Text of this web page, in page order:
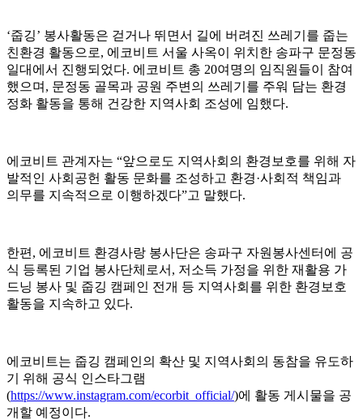
‘줍깅’ 봉사활동은 걷거나 뛰면서 길에 버려진 쓰레기를 줍는
친환경 활동으로, 에코비트 서울 사옥이 위치한 송파구 문정동
일대에서 진행되었다. 에코비트 총 20여명의 임직원들이 참여
했으며, 문정동 골목과 공원 주변의 쓰레기를 주워 담는 환경
정화 활동을 통해 건강한 지역사회 조성에 임했다.
에코비트 관계자는 “앞으로도 지역사회의 환경보호를 위해 자
발적인 사회공헌 활동 문화를 조성하고 환경·사회적 책임과
의무를 지속적으로 이행하겠다”고 말했다.
한편, 에코비트 환경사랑 봉사단은 송파구 자원봉사센터에 공
식 등록된 기업 봉사단체로서, 저소득 가정을 위한 재활용 가
드닝 봉사 및 줍깅 캠페인 전개 등 지역사회를 위한 환경보호
활동을 지속하고 있다.
에코비트는 줍깅 캠페인의 확산 및 지역사회의 동참을 유도하
기 위해 공식 인스타그램
(https://www.instagram.com/ecorbit_official/)에 활동 게시물을 공
개할 예정이다.